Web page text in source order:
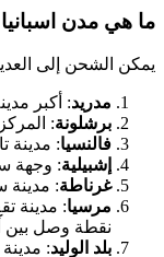
ما هي مدن
يمكن الشحن إلى
مدريد: أكبر
برشلونة:
فالنسيا: مدينة
إشبيلية: وجهة
غرناطة: مدينة
مرسيا: مدينة
نقطة وصل بين
بلد الوليد: